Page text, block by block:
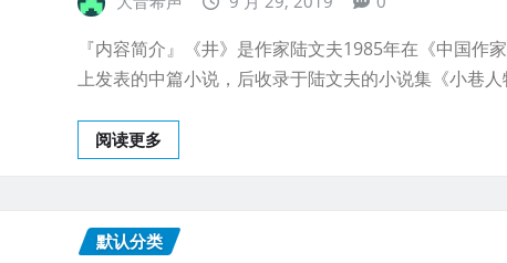
『内容简介』《井》是作家陆文夫1985年在《中国作
上发表的中篇小说，后收录于陆文夫的小说集《小巷人
阅读更多
默认分类